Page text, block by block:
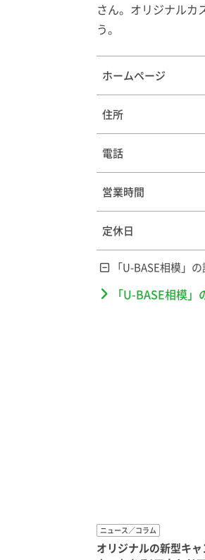
さん。オリジナルカ
う。
ホームページ
住所
電話
営業時間
定休日
「U-BASE相模」
「U-BASE相模
ニュース／コラム
オリジナルの新型キ